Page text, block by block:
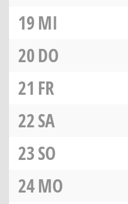
19MI
20DO
21 FR
22SA
23SO
24MO